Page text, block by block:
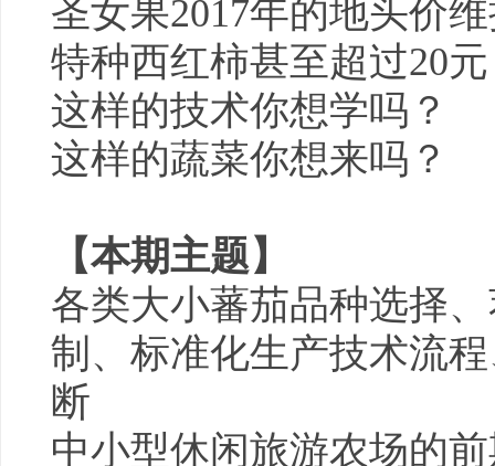
圣女果2017年的地头价
特种西红柿甚至超过20元
这样的技术你想学吗？
这样的蔬菜你想来吗？
【本期主题】
各类大小蕃茄品种选择
制、标准化生产技术流
断
中小型休闲旅游农场的